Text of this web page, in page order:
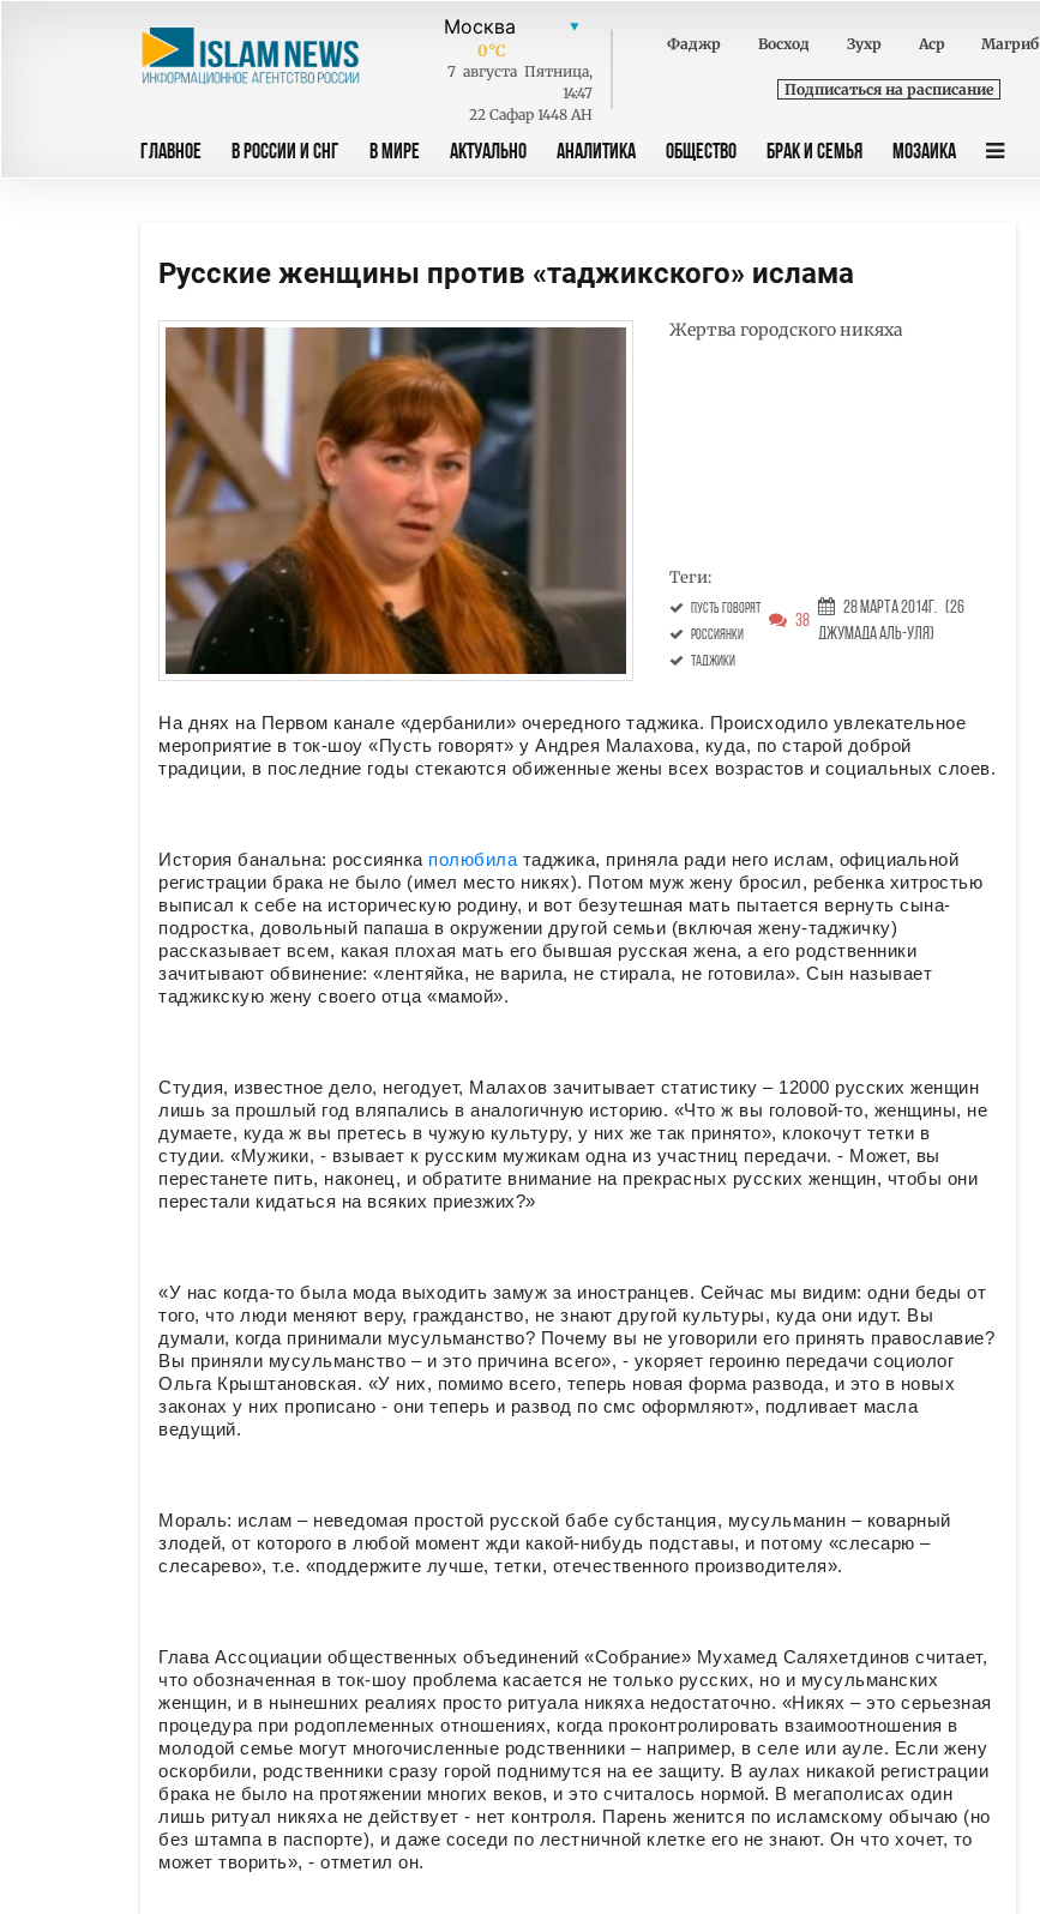
0°C
7 августа Пятница,
14:47
22 Сафар 1448 AH
Фаджр Восход Зухр Аср Магриб
Подписаться на расписание
ГЛАВНОЕ В РОССИИ И СНГ В МИРЕ АКТУАЛЬНО АНАЛИТИКА ОБЩЕСТВО БРАК И СЕМЬЯ МОЗАИКА
Русские женщины против «таджикского» ислама
Жертва городского никяха
Теги:
Пусть говорят
россиянки
таджики
38
28 Марта 2014г. (26
Джумада аль-уля)
На днях на Первом канале «дербанили» очередного таджика. Происходило увлекательное
мероприятие в ток-шоу «Пусть говорят» у Андрея Малахова, куда, по старой доброй
традиции, в последние годы стекаются обиженные жены всех возрастов и социальных слоев.
История банальна: россиянка полюбила таджика, приняла ради него ислам, официальной
регистрации брака не было (имел место никях). Потом муж жену бросил, ребенка хитростью
выписал к себе на историческую родину, и вот безутешная мать пытается вернуть сына-
подростка, довольный папаша в окружении другой семьи (включая жену-таджичку)
рассказывает всем, какая плохая мать его бывшая русская жена, а его родственники
зачитывают обвинение: «лентяйка, не варила, не стирала, не готовила». Сын называет
таджикскую жену своего отца «мамой».
Студия, известное дело, негодует, Малахов зачитывает статистику – 12000 русских женщин
лишь за прошлый год вляпались в аналогичную историю. «Что ж вы головой-то, женщины, не
думаете, куда ж вы претесь в чужую культуру, у них же так принято», клокочут тетки в
студии. «Мужики, - взывает к русским мужикам одна из участниц передачи. - Может, вы
перестанете пить, наконец, и обратите внимание на прекрасных русских женщин, чтобы они
перестали кидаться на всяких приезжих?»
«У нас когда-то была мода выходить замуж за иностранцев. Сейчас мы видим: одни беды от
того, что люди меняют веру, гражданство, не знают другой культуры, куда они идут. Вы
думали, когда принимали мусульманство? Почему вы не уговорили его принять православие?
Вы приняли мусульманство – и это причина всего», - укоряет героиню передачи социолог
Ольга Крыштановская. «У них, помимо всего, теперь новая форма развода, и это в новых
законах у них прописано - они теперь и развод по смс оформляют», подливает масла
ведущий.
Мораль: ислам – неведомая простой русской бабе субстанция, мусульманин – коварный
злодей, от которого в любой момент жди какой-нибудь подставы, и потому «слесарю –
слесарево», т.е. «поддержите лучше, тетки, отечественного производителя».
Глава Ассоциации общественных объединений «Собрание» Мухамед Саляхетдинов считает,
что обозначенная в ток-шоу проблема касается не только русских, но и мусульманских
женщин, и в нынешних реалиях просто ритуала никяха недостаточно. «Никях – это серьезная
процедура при родоплеменных отношениях, когда проконтролировать взаимоотношения в
молодой семье могут многочисленные родственники – например, в селе или ауле. Если жену
оскорбили, родственники сразу горой поднимутся на ее защиту. В аулах никакой регистрации
брака не было на протяжении многих веков, и это считалось нормой. В мегаполисах один
лишь ритуал никяха не действует - нет контроля. Парень женится по исламскому обычаю (но
без штампа в паспорте), и даже соседи по лестничной клетке его не знают. Он что хочет, то
может творить», - отметил он.